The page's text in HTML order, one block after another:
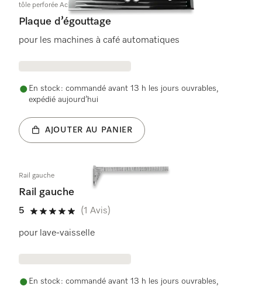
tôle perforée Acier Inox
Plaque d’égouttage
pour les machines à café automatiques
En stock : commandé avant 13 h les jours ouvrables,
expédié aujourd’hui
AJOUTER AU PANIER
Rail gauche
Rail gauche
5
5 étoiles sur 5
(1 Avis)
pour lave-vaisselle
En stock : commandé avant 13 h les jours ouvrables,